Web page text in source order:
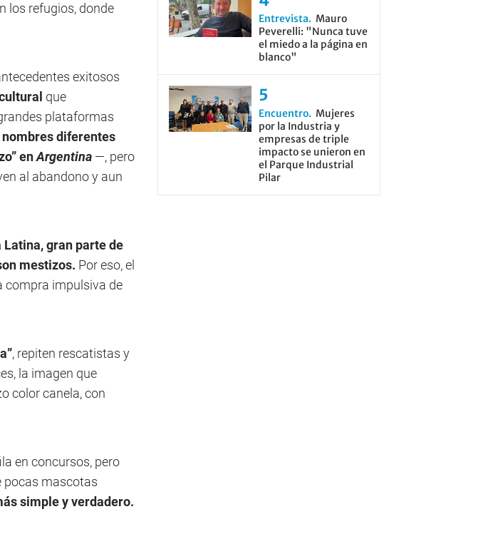
los refugios, donde
exitosos
que
plataformas
nombres diferentes
enArgentina —, pero
al abandono y aun
Latina, gran parte de
mestizos. Por eso, el
compra impulsiva de
, repiten rescatistas y
la imagen que
color canela, con
en concursos, pero
pocas mascotas
simple y verdadero.
Entrevista
Mauro
Peverelli: "Nunca tuve
el miedo a la página en
blanco"
Encuentro Mujeres
por la Industria y
empresas de triple
impacto se unieron en
el Parque Industrial
Pilar